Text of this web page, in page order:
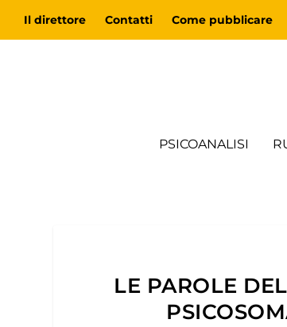
Il direttore Contatti Come pubblicare
PSICOANALISI
LE PAROLE